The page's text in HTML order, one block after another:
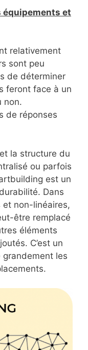
équipements et
relativement
sont peu
de déterminer
feront face à un
non.
de réponses
la structure du
ou parfois
est un
Dans
et non-linéaires,
être remplacé
éléments
C’est un
les